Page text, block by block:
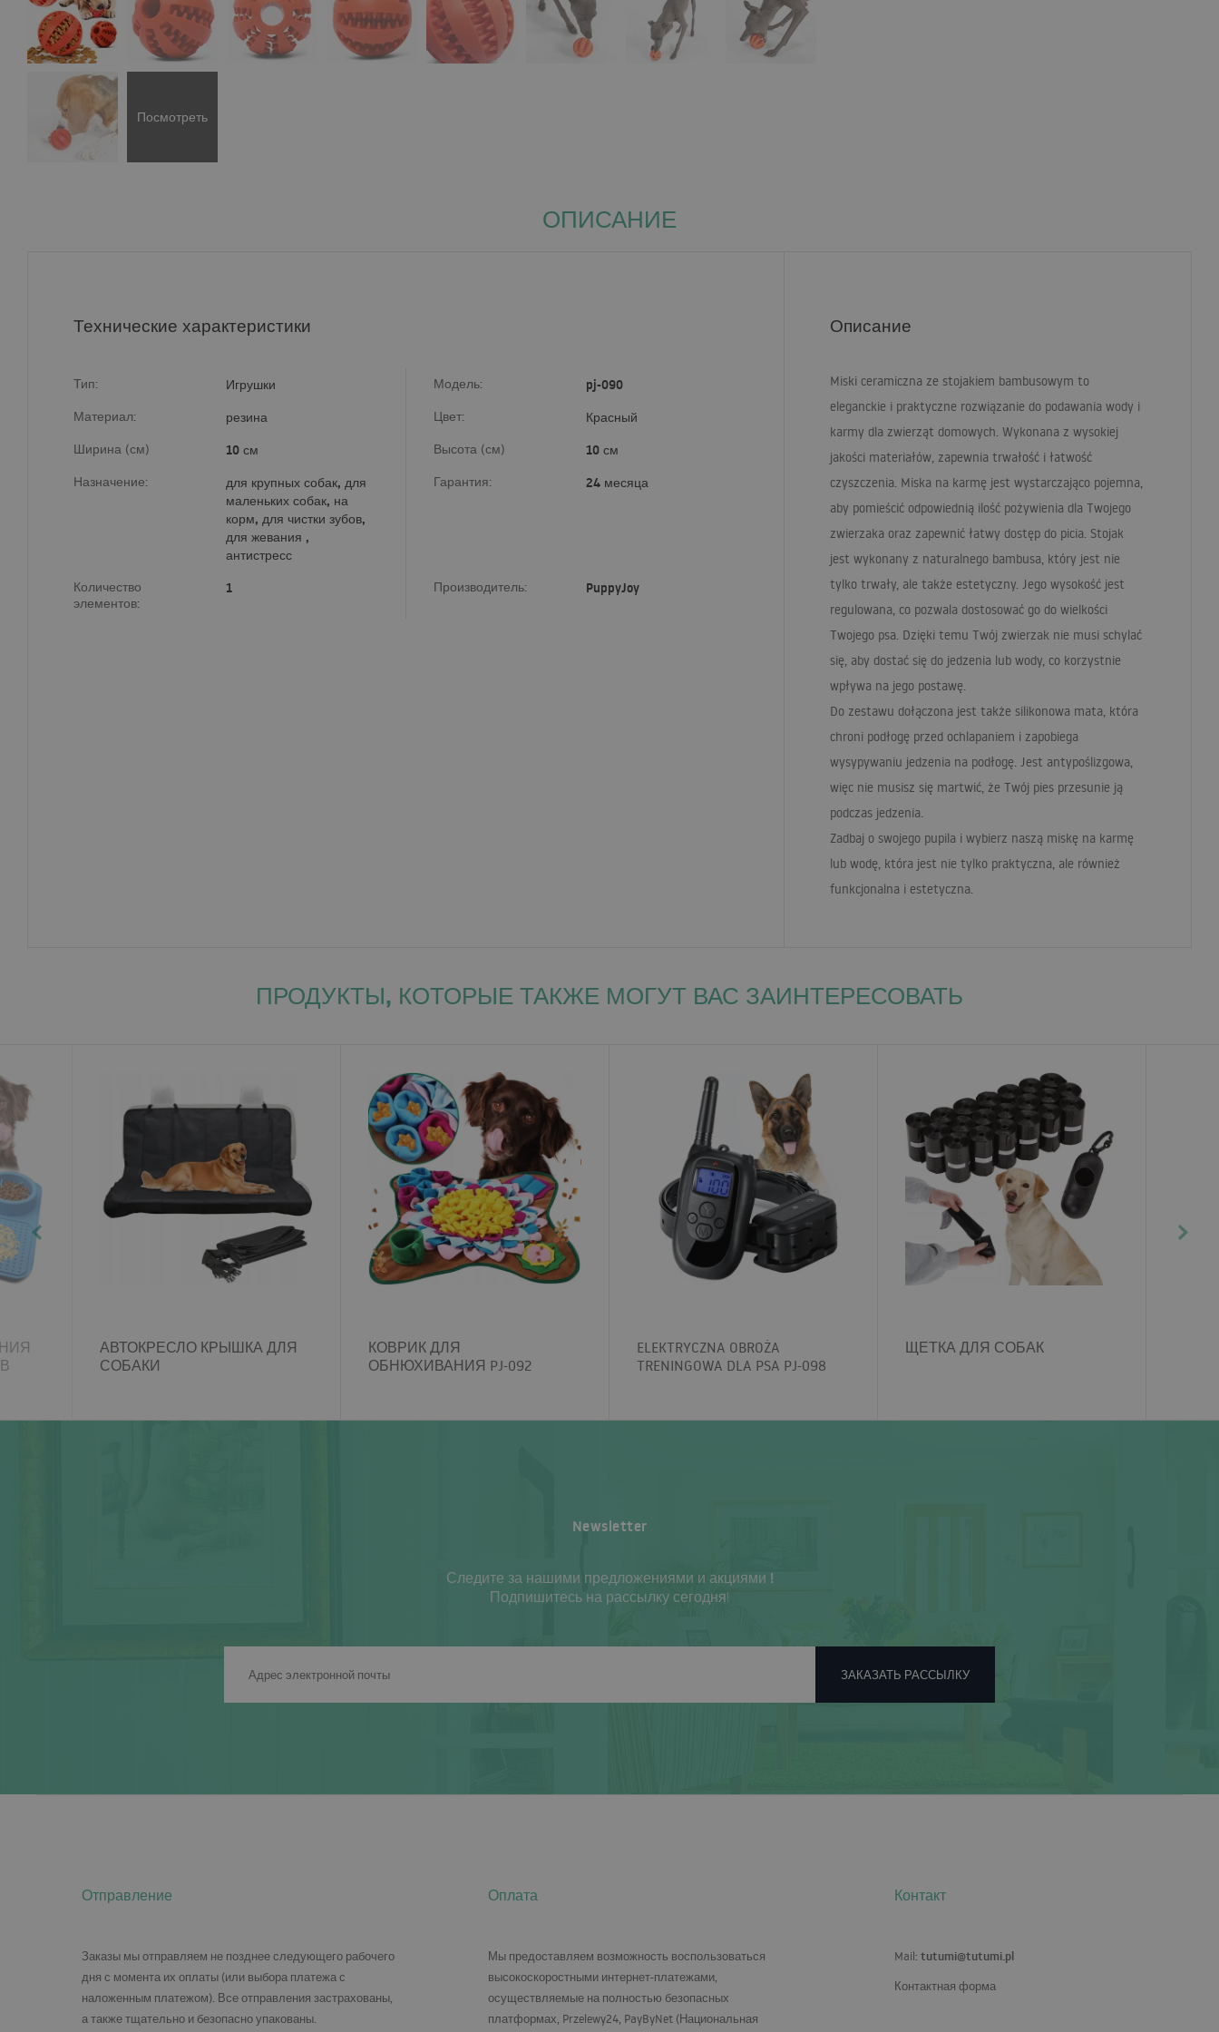
Посмотреть
ОПИСАНИЕ
Технические характеристики
Тип: Игрушки Модель: pj-090
Материал: резина Цвет: Красный
Ширина (см) 10 см Высота (см) 10 см
Назначение:
для крупных собак, для
маленьких собак, на
корм, для чистки зубов,
для жевания ,
антистресс
Гарантия: 24 месяца
Количество
элементов:
1 Производитель: PuppyJoy
Описание
Miski ceramiczna ze stojakiem bambusowym to
eleganckie i praktyczne rozwiązanie do podawania wody i
karmy dla zwierząt domowych. Wykonana z wysokiej
jakości materiałów, zapewnia trwałość i łatwość
czyszczenia. Miska na karmę jest wystarczająco pojemna,
aby pomieścić odpowiednią ilość pożywienia dla Twojego
zwierzaka oraz zapewnić łatwy dostęp do picia. Stojak
jest wykonany z naturalnego bambusa, który jest nie
tylko trwały, ale także estetyczny. Jego wysokość jest
regulowana, co pozwala dostosować go do wielkości
Twojego psa. Dzięki temu Twój zwierzak nie musi schylać
się, aby dostać się do jedzenia lub wody, co korzystnie
wpływa na jego postawę.
Do zestawu dołączona jest także silikonowa mata, która
chroni podłogę przed ochlapaniem i zapobiega
wysypywaniu jedzenia na podłogę. Jest antypoślizgowa,
więc nie musisz się martwić, że Twój pies przesunie ją
podczas jedzenia.
Zadbaj o swojego pupila i wybierz naszą miskę na karmę
lub wodę, która jest nie tylko praktyczna, ale również
funkcjonalna i estetyczna.
ПРОДУКТЫ, КОТОРЫЕ ТАКЖЕ МОГУТ ВАС ЗАИНТЕРЕСОВАТЬ
АВТОКРЕСЛО КРЫШКА ДЛЯ
СОБАКИ
КОВРИК ДЛЯ
ОБНЮХИВАНИЯ PJ-092
ELEKTRYCZNA OBROŻA
TRENINGOWA DLA PSA PJ-098
ЩЕТКА ДЛЯ СОБАК
Newsletter
Следите за нашими предложениями и акциями !
Подпишитесь на рассылку сегодня!
ЗАКАЗАТЬ РАССЫЛКУ
Отправление
Заказы мы отправляем не позднее следующего рабочего
дня с момента их оплаты (или выбора платежа с
наложенным платежом). Все отправления застрахованы,
а также тщательно и безопасно упакованы.
Оплата
Мы предоставляем возможность воспользоваться
высокоскоростными интернет-платежами,
осуществляемые на полностью безопасных
платформах, Przelewy24, PayByNet (Национальная
Контакт
Mail: tutumi@tutumi.pl
Контактная форма